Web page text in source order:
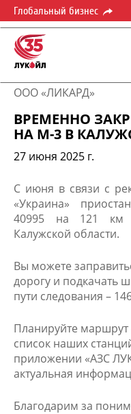
Глобальный бизнес
ООО «ЛИКАРД»
ВРЕМЕННО
НА М-3 В
27 июня 2025 г.
​С июня в связи с
«Украина»
40995 на 121 км
Калужской области.
Вы можете
дорогу и подкачать
пути следования –
Планируйте
список наших
приложении «АЗС
актуальная
Благодарим за